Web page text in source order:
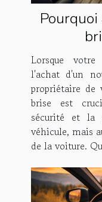
Lorsque
l'achat d'un
propriétaire de
brise est
sécurité et la
véhicule, mais
de la voiture.